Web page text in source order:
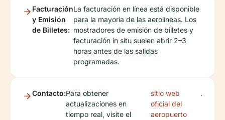
Facturación
y Emisión
de Billetes:
La facturación en línea está disponible
para la mayoría de las aerolíneas. Los
mostradores de emisión de billetes y
facturación in situ suelen abrir 2–3
horas antes de las salidas
programadas.
Contacto:Para obtener
actualizaciones en
tiempo real, visite el
sitio web
oficial del
aeropuerto
.